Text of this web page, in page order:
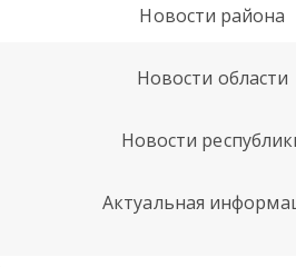
Новости района
Новости области
Новости
Актуальная